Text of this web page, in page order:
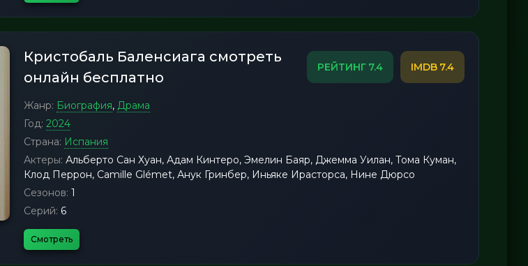
Кристобаль Баленсиага смотреть
онлайн бесплатно
7.4 7.4
Жанр: Биография, Драма
Год: 2024
Страна: Испания
Актеры: Альберто Сан Хуан, Адам Кинтеро, Эмелин Баяр, Джемма Уилан, Тома Куман,
Клод Перрон, Camille Glémet, Анук Гринбер, Иньяке Ирасторса, Нине Дюрсо
Сезонов: 1
Серий: 6
Смотреть